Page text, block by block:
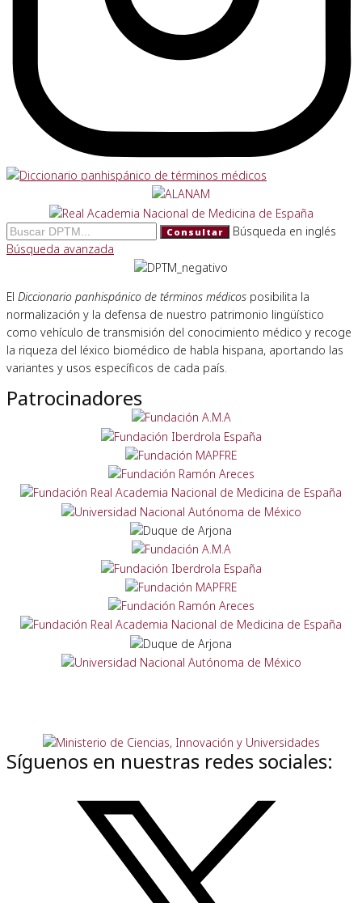
Consultar
Búsqueda en inglés
Búsqueda avanzada
El Diccionario panhispánico de términos médicos posibilita la
normalización y la defensa de nuestro patrimonio lingüístico
como vehículo de transmisión del conocimiento médico y recoge
la riqueza del léxico biomédico de habla hispana, aportando las
variantes y usos específicos de cada país.
Patrocinadores
Síguenos en nuestras redes sociales: